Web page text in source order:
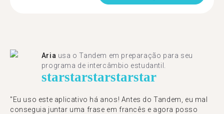
Aria usa o Tandem em preparação para seu
programa de intercâmbio estudantil.
starstarstarstarstar
"​​Eu uso este aplicativo há anos! Antes do Tandem, eu mal
conseguia juntar uma frase em francês e agora posso